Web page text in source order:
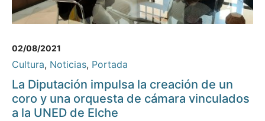
02/08/2021
Cultura, Noticias, Portada
La Diputación impulsa la creación de un
coro y una orquesta de cámara vinculados
a la UNED de Elche